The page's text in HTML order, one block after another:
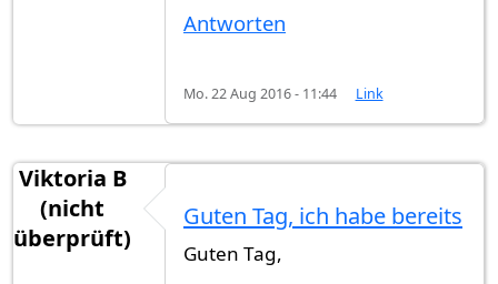
Antworten
Mo. 22 Aug 2016 - 11:44 Link
Viktoria B
(nicht
überprüft)
Guten Tag, ich habe bereits
Guten Tag,